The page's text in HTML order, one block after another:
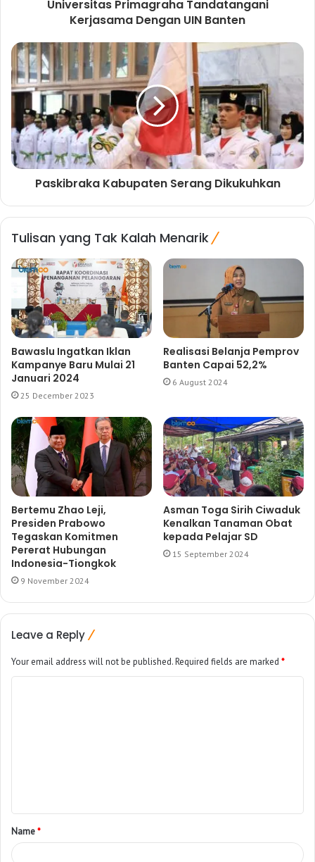
Universitas Primagraha Tandatangani
Kerjasama Dengan UIN Banten
Paskibraka Kabupaten Serang Dikukuhkan
Tulisan yang Tak Kalah Menarik
Bawaslu Ingatkan Iklan
Kampanye Baru Mulai 21
Januari 2024
25 December 2023
Realisasi Belanja Pemprov
Banten Capai 52,2%
6 August 2024
Bertemu Zhao Leji,
Presiden Prabowo
Tegaskan Komitmen
Pererat Hubungan
Indonesia-Tiongkok
9 November 2024
Asman Toga Sirih Ciwaduk
Kenalkan Tanaman Obat
kepada Pelajar SD
15 September 2024
Leave a Reply
Your email address will not be published.Required fields are marked *
Name*